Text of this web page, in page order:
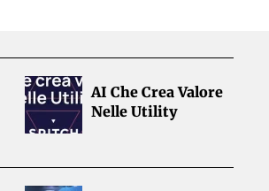
AI Che Crea Valore
Nelle Utility